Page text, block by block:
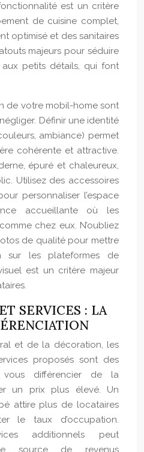
est un critère
de cuisine complet,
optimisé et des sanitaires
majeurs pour séduire
aux petits détails, qui font
de votre mobil-home sont
Définir une identité
ambiance) permet
cohérente et attractive.
épuré et chaleureux,
Utilisez des accessoires
personnaliser l’espace
accueillante où les
chez eux. N’oubliez
de qualité pour mettre
sur les plateformes de
est un critère majeur
SERVICES : LA
et de la décoration, les
proposés sont des
différencier de la
un prix plus élevé. Un
attire plus de locataires
le taux d’occupation.
additionnels peut
source de revenus